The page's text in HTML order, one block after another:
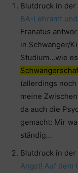
Blutdruck in
BA-Lehramt
Franatus
in Schwanger/
Studium…wie
(allerdings
meine
da auch die
gemacht: Mir
ständig…
Blutdruck in
Angst! Auf dem